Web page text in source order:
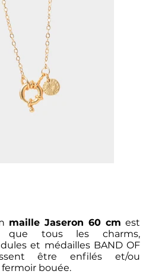
maille Jaseron 60 cm est
que tous les charms,
et médailles BAND OF
être enfilés et/ou
fermoir bouée.